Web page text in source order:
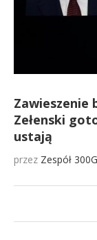
Zawieszenie
Zełenski
ustają
przez Zespół